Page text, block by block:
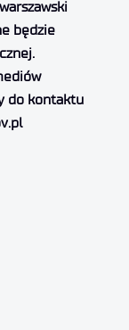
będzie
do kontaktu